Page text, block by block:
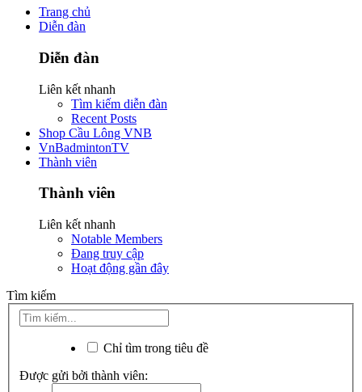
Trang chủ
Diễn đàn
Diễn đàn
Liên kết nhanh
Tìm kiếm diễn đàn
Recent Posts
Shop Cầu Lông VNB
VnBadmintonTV
Thành viên
Thành viên
Liên kết nhanh
Notable Members
Đang truy cập
Hoạt động gần đây
Tìm kiếm
Chỉ tìm trong tiêu đề
Được gửi bởi thành viên: